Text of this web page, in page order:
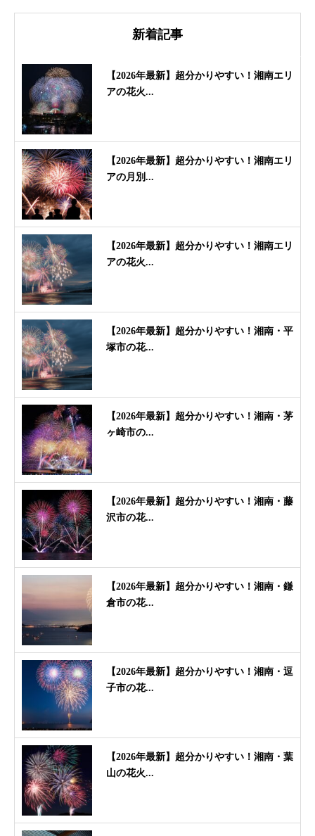
新着記事
【2026年最新】超分かりやすい！湘南エリ
アの花火...
【2026年最新】超分かりやすい！湘南エリ
アの月別...
【2026年最新】超分かりやすい！湘南エリ
アの花火...
【2026年最新】超分かりやすい！湘南・平
塚市の花...
【2026年最新】超分かりやすい！湘南・茅
ヶ崎市の...
【2026年最新】超分かりやすい！湘南・藤
沢市の花...
【2026年最新】超分かりやすい！湘南・鎌
倉市の花...
【2026年最新】超分かりやすい！湘南・逗
子市の花...
【2026年最新】超分かりやすい！湘南・葉
山の花火...